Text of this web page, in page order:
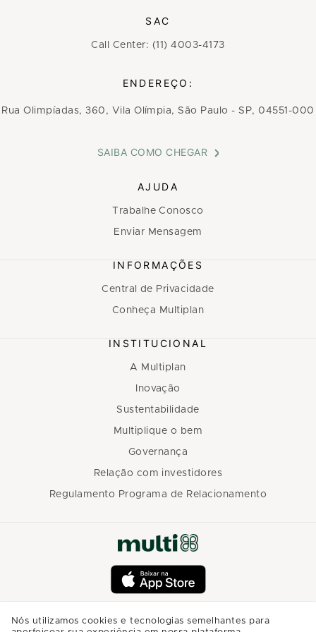
SAC
Call Center: (11) 4003-4173
ENDEREÇO:
Rua Olimpíadas, 360, Vila Olímpia, São Paulo - SP, 04551-000
SAIBA COMO CHEGAR
AJUDA
Trabalhe Conosco
Enviar Mensagem
INFORMAÇÕES
Central de Privacidade
Conheça Multiplan
INSTITUCIONAL
A Multiplan
Inovação
Sustentabilidade
Multiplique o bem
Governança
Relação com investidores
Regulamento Programa de Relacionamento
Nós utilizamos cookies e tecnologias semelhantes para